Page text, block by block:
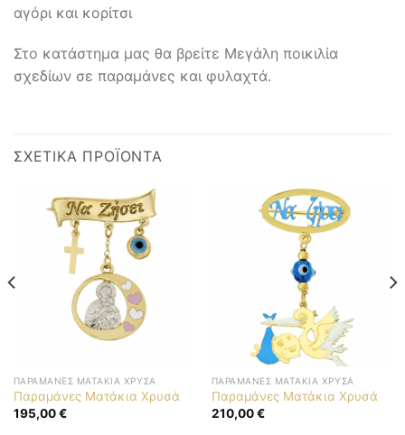
αγόρι και κορίτσι
Στο κατάστημα μας θα βρείτε Μεγάλη ποικιλία
σχεδίων σε παραμάνες και φυλαχτά.
ΣΧΕΤΙΚΆ ΠΡΟΪΌΝΤΑ
ΠΑΡΑΜΆΝΕΣ ΜΑΤΆΚΙΑ ΧΡΥΣΆ
Παραμάνες Ματάκια Χρυσά
195,00€
ΠΑΡΑΜΆΝΕΣ ΜΑΤΆΚΙΑ ΧΡΥΣΆ
Παραμάνες Ματάκια Χρυσά
210,00€